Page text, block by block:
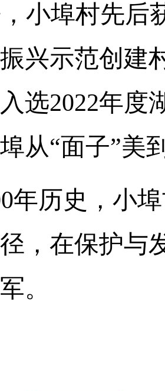
小埠村先后
兴示范创建
选2022年度
从“面子”美
年历史，小
，在保护与
军。